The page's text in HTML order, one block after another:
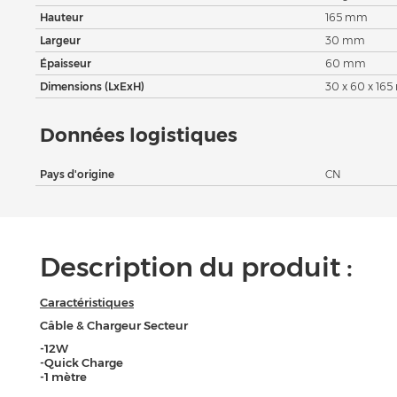
Hauteur
165 mm
Largeur
30 mm
Épaisseur
60 mm
Dimensions (LxExH)
30 x 60 x
Données logistiques
Pays d'origine CN
Description du produit :
Caractéristiques
Câble & Chargeur Secteur
-12W
-Quick Charge
-1 mètre